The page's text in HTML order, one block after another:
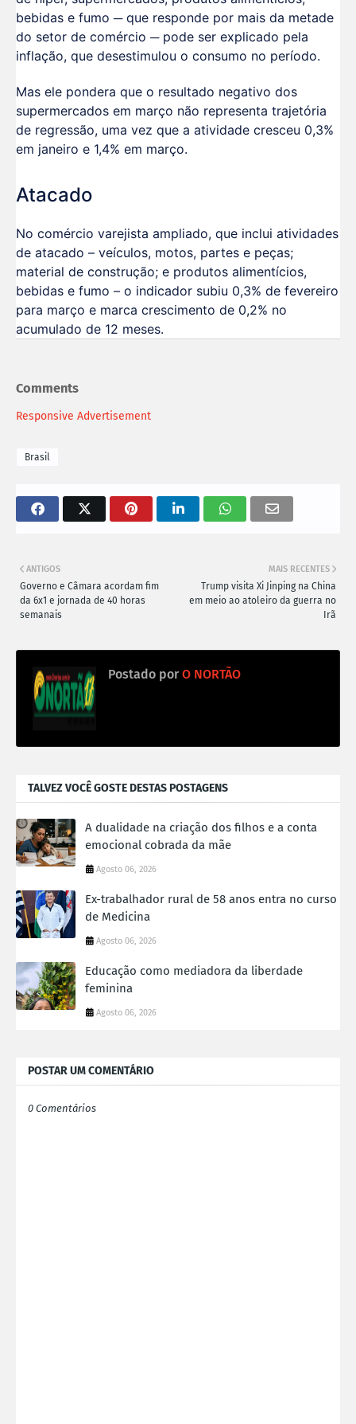
bebidas e fumo ─ que responde por mais da metade
do setor de comércio ─ pode ser explicado pela
inflação, que desestimulou o consumo no período.
Mas ele pondera que o resultado negativo dos
supermercados em março não representa trajetória
de regressão, uma vez que a atividade cresceu 0,3%
em janeiro e 1,4% em março.
Atacado
No comércio varejista ampliado, que inclui atividades
de atacado – veículos, motos, partes e peças;
material de construção; e produtos alimentícios,
bebidas e fumo – o indicador subiu 0,3% de fevereiro
para março e marca crescimento de 0,2% no
acumulado de 12 meses.
Comments
Responsive Advertisement
Brasil
MAIS RECENTES
Trump visita Xi Jinping na China
em meio ao atoleiro da guerra no
Irã
ANTIGOS
Governo e Câmara acordam fim
da 6x1 e jornada de 40 horas
semanais
Postado por O NORTÃO
TALVEZ VOCÊ GOSTE DESTAS POSTAGENS
A dualidade na criação dos filhos e a conta
emocional cobrada da mãe
Agosto 06, 2026
Ex-trabalhador rural de 58 anos entra no curso
de Medicina
Agosto 06, 2026
Educação como mediadora da liberdade
feminina
Agosto 06, 2026
POSTAR UM COMENTÁRIO
0 Comentários